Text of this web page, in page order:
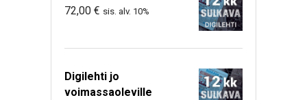
72,00 € sis. alv. 10%
Digilehti jo
voimassaoleville